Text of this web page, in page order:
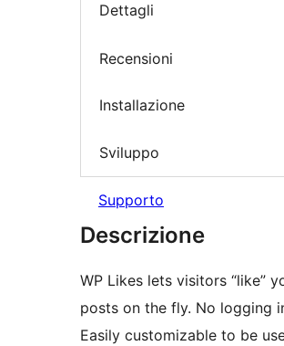
Dettagli
Recensioni
Installazione
Sviluppo
Supporto
Descrizione
WP Likes lets visitors “like”
posts on the fly. No logging
Easily customizable to be